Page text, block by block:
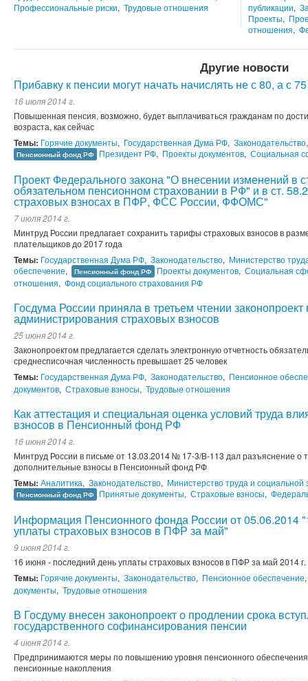
Профессиональные риски, Трудовые отношения
публикации,
Проекты,
отношения,
Другие новости
Прибавку к пенсии могут начать начислять не с 80, а с
16 июля 2014 г.
Повышенная пенсия, возможно, будет выплачиваться гражданам по
возраста, как сейчас
Темы: Горячие документы, Государственная Дума РФ, Законодательство
Пенсионный фонд РФ Президент РФ, Проекты документов, Социальная
Проект Федерального закона "О внесении изменений в
обязательном пенсионном страховании в РФ" и в ст.
страховых взносах в ПФР, ФСС России, ФФОМС"
7 июля 2014 г.
Минтруд России предлагает сохранить тарифы страховых взносов в
плательщиков до 2017 года
Темы: Государственная Дума РФ, Законодательство, Министерство
обеспечение, Пенсионный фонд РФ Проекты документов, Социальная
отношения, Фонд социального страхования РФ
Госдума России приняла в третьем чтении
администрирования страховых взносов
25 июня 2014 г.
Законопроектом предлагается сделать электронную отчетность
среднесписочная численность превышает 25 человек
Темы: Государственная Дума РФ, Законодательство, Пенсионное
документов, Страховые взносы, Трудовые отношения
Как аттестация и специальная оценка условий труда
взносов в Пенсионный фонд РФ
16 июня 2014 г.
Минтруд России в письме от 13.03.2014 № 17-3/В-113 дал разъяснение о
дополнительные взносы в Пенсионный фонд РФ
Темы: Аналитика, Законодательство, Министерство труда и
Пенсионный фонд РФ Принятые документы, Страховые взносы,
Информация Пенсионного фонда России от 05.06.2014
уплаты страховых взносов в ПФР за май"
9 июня 2014 г.
16 июня - последний день уплаты страховых взносов в ПФР за май 2014 г.
Темы: Горячие документы, Законодательство, Пенсионное обеспечение,
документы, Трудовые отношения
В Госдуму внесен законопроект о продлении срока
государственного софинансирования пенсии
4 июня 2014 г.
Предпринимаются меры по повышению уровня пенсионного
пенсионные накопления